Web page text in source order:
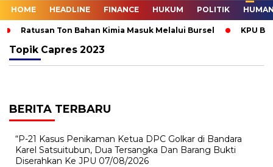
HOME HEADLINE FINANCE HUKUM POLITIK
Ratusan Ton Bahan Kimia Masuk Melalui Bursel KPU
Topik Capres 2023
BERITA TERBARU
“P-21 Kasus Penikaman Ketua DPC Golkar di Bandara
Karel Satsuitubun, Dua Tersangka Dan Barang Bukti
Diserahkan Ke JPU 07/08/2026